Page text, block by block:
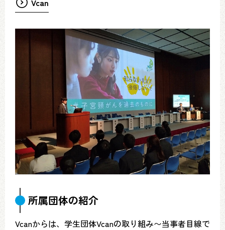
所属団体の紹介
Vcanからは、学生団体Vcanの取り組み〜当事者目線で